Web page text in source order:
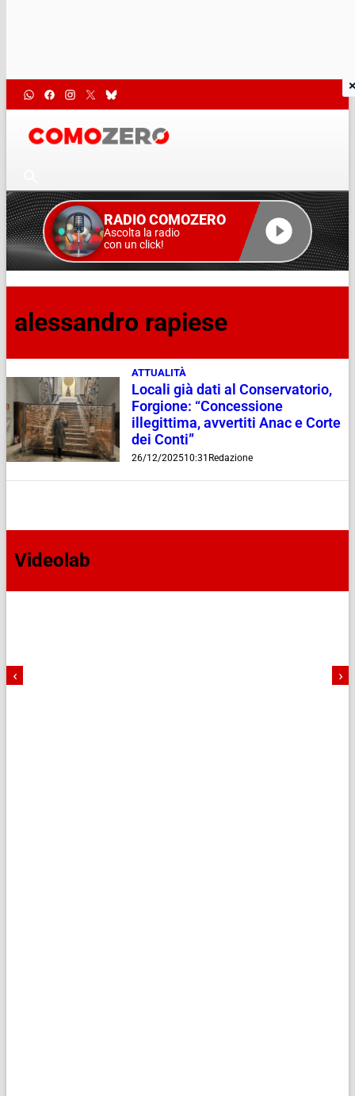
RADIO COMOZERO
Ascolta la radio
con un click!
alessandro rapiese
ATTUALITÀ
Locali già dati al Conservatorio,
Forgione: “Concessione
illegittima, avvertiti Anac e Corte
dei Conti”
26/12/202510:31 Redazione
Videolab
‹ ›